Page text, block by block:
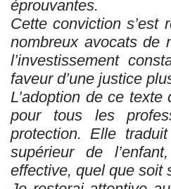
éprouvantes.
Cette conviction s’est
nombreux avocats de
l’investissement
faveur d’une justice
L’adoption de ce
pour tous les
protection. Elle
supérieur de
effective, quel que soit